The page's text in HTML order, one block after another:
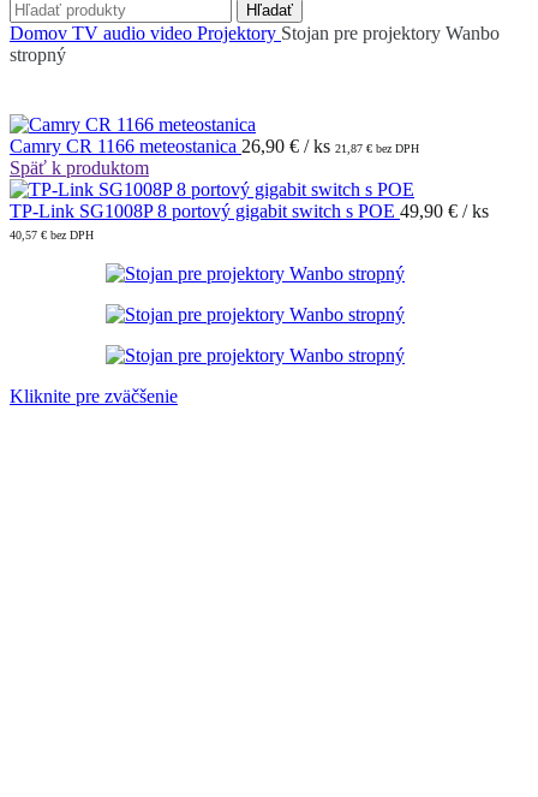
Hľadať
Domov TV audio video Projektory Stojan pre projektory Wanbo
stropný
Camry CR 1166 meteostanica 26,90 € / ks 21,87 € bez DPH
Späť k produktom
TP-Link SG1008P 8 portový gigabit switch s POE 49,90 € / ks
40,57 € bez DPH
Kliknite pre zväčšenie